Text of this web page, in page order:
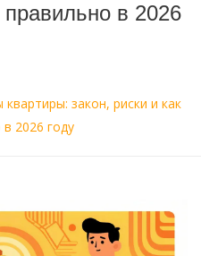
в 2026
закон, риски и как
2026 году